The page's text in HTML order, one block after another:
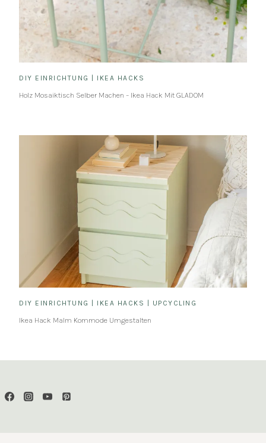
DIY EINRICHTUNG IKEA HACKS
Holz Mosaiktisch Selber Machen – Ikea Hack Mit GLADOM
DIY EINRICHTUNG IKEA HACKS UPCYCLING
Ikea Hack Malm Kommode Umgestalten